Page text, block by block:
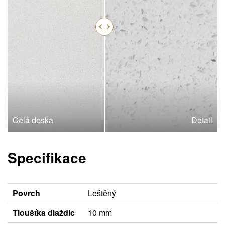
Celá deska Detail
Specifikace
Povrch
Leštěný
Tloušťka dlaždic
10 mm